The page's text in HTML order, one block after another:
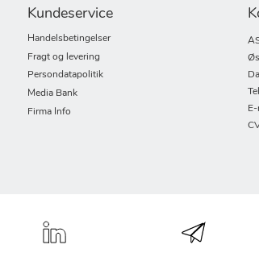
Kundeservice
Handelsbetingelser
Fragt og levering
Persondatapolitik
Media Bank
Firma Info